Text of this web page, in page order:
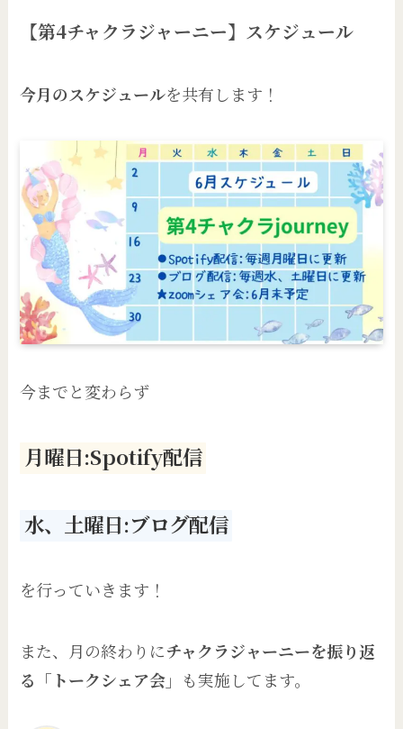
【第4チャクラジャーニー】スケジュール
今月のスケジュールを共有します！
今までと変わらず
月曜日:Spotify配信
水、土曜日:ブログ配信
を行っていきます！
また、月の終わりにチャクラジャーニーを振り返
る「トークシェア会」 も実施してます。